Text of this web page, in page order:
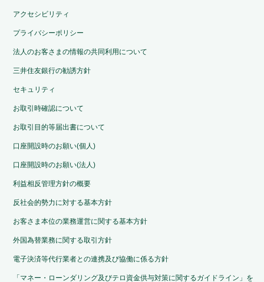
アクセシビリティ
プライバシーポリシー
法人のお客さまの情報の共同利用について
三井住友銀行の勧誘方針
セキュリティ
お取引時確認について
お取引目的等届出書について
口座開設時のお願い(個人)
口座開設時のお願い(法人)
利益相反管理方針の概要
反社会的勢力に対する基本方針
お客さま本位の業務運営に関する基本方針
外国為替業務に関する取引方針
電子決済等代行業者との連携及び協働に係る方針
「マネー・ローンダリング及びテロ資金供与対策に関するガイドライン」を